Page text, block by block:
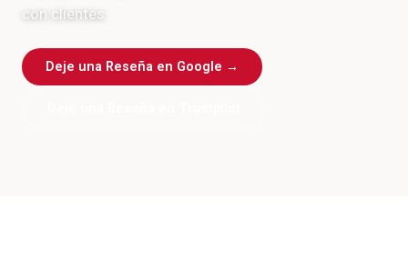
con clientes.
Deje una Reseña en Google →